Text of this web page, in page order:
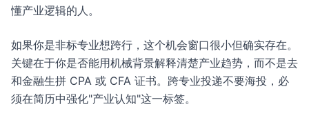
懂产业逻辑的人。
如果你是非标专业想跨行，这个机会窗口很小但确实存在。
关键在于你是否能用机械背景解释清楚产业趋势，而不是去
和金融生拼 CPA 或 CFA 证书。跨专业投递不要海投，必
须在简历中强化"产业认知"这一标签。